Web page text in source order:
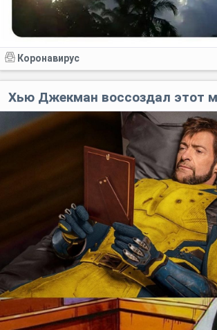
Коронавирус
Хью Джекман воссоздал этот